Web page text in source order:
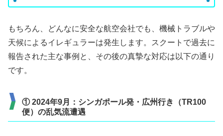
もちろん、どんなに安全な航空会社でも、機械トラブルや
天候によるイレギュラーは発生します。スクートで過去に
報告された主な事例と、その後の真摯な対応は以下の通り
です。
① 2024年9月：シンガポール発・広州行き（TR100
便）の乱気流遭遇